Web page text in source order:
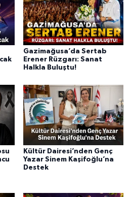
Gazimağusa’da Sertab
Erener Rüzgarı: Sanat
Halkla Buluştu!
Kültür Dairesi’nden Genç
Yazar Sinem Kaşifoğlu’na
Destek